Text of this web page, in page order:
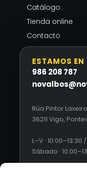
Catálogo
Tienda online
Contacto
ESTAMOS
986 208 787
Rúa Pintor
36211 Vigo,
L–V · 10:00–13:30
Sábado ·